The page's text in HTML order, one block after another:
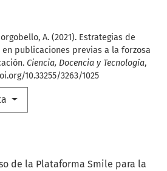
A. (2021). Estrategias de
en publicaciones previas a la forzosa
Ciencia, Docencia y Tecnología,
10.33255/3263/1025
de la Plataforma Smile para la